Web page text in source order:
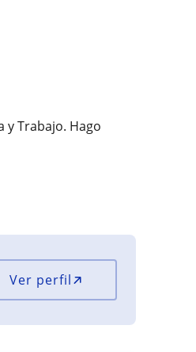
y Trabajo. Hago
Ver perfil